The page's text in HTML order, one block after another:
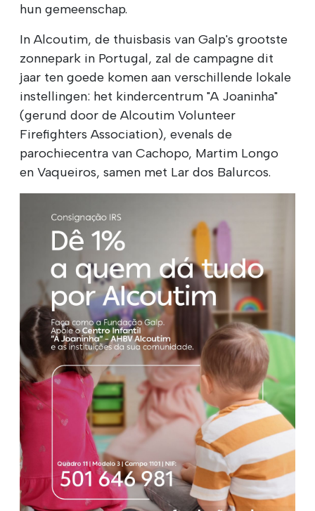
hun gemeenschap.
In Alcoutim, de thuisbasis van Galp's grootste
zonnepark in Portugal, zal de campagne dit
jaar ten goede komen aan verschillende lokale
instellingen: het kindercentrum "A Joaninha"
(gerund door de Alcoutim Volunteer
Firefighters Association), evenals de
parochiecentra van Cachopo, Martim Longo
en Vaqueiros, samen met Lar dos Balurcos.